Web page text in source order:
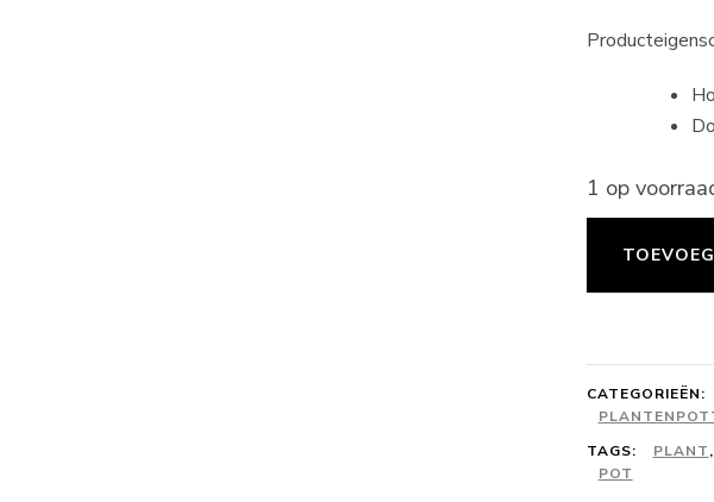
1 op
vioolblauw
aantal
CATEGORIEËN:
TAGS:
PLANT,
POT